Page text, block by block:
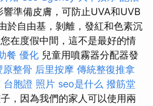
響準備皮膚，可防止UVA和UVB
於自由基，剝離，發紅和色素沉
在度假中間，這不是最好的情
餐 優化 兒童用噴霧器分配器發
原整骨 后里按摩 傳統整復推拿
台胞證 照片 seo是什么 撥筋堂
，因為我們的家人可以使用兩